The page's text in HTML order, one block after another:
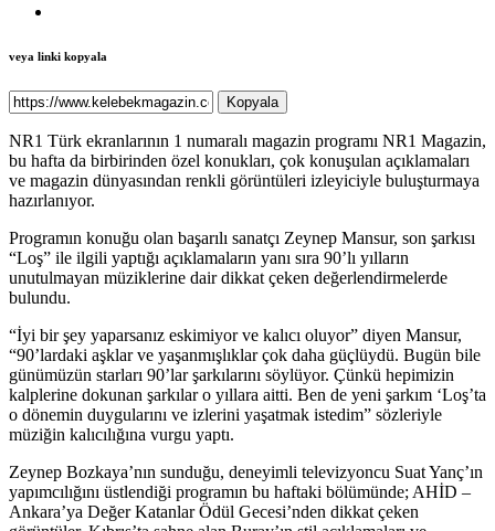
veya linki kopyala
Kopyala
NR1 Türk ekranlarının 1 numaralı magazin programı NR1 Magazin,
bu hafta da birbirinden özel konukları, çok konuşulan açıklamaları
ve magazin dünyasından renkli görüntüleri izleyiciyle buluşturmaya
hazırlanıyor.
Programın konuğu olan başarılı sanatçı Zeynep Mansur, son şarkısı
“Loş” ile ilgili yaptığı açıklamaların yanı sıra 90’lı yılların
unutulmayan müziklerine dair dikkat çeken değerlendirmelerde
bulundu.
“İyi bir şey yaparsanız eskimiyor ve kalıcı oluyor” diyen Mansur,
“90’lardaki aşklar ve yaşanmışlıklar çok daha güçlüydü. Bugün bile
günümüzün starları 90’lar şarkılarını söylüyor. Çünkü hepimizin
kalplerine dokunan şarkılar o yıllara aitti. Ben de yeni şarkım ‘Loş’ta
o dönemin duygularını ve izlerini yaşatmak istedim” sözleriyle
müziğin kalıcılığına vurgu yaptı.
Zeynep Bozkaya’nın sunduğu, deneyimli televizyoncu Suat Yanç’ın
yapımcılığını üstlendiği programın bu haftaki bölümünde; AHİD –
Ankara’ya Değer Katanlar Ödül Gecesi’nden dikkat çeken